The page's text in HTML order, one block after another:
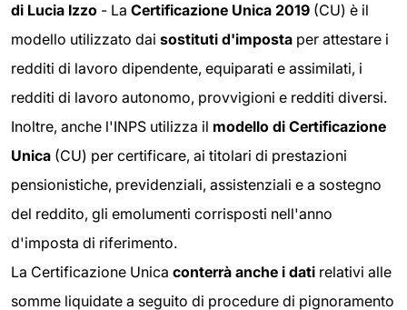
di Lucia Izzo - La Certificazione Unica 2019 (CU) è il
modello utilizzato dai sostituti d'imposta per attestare i
redditi di lavoro dipendente, equiparati e assimilati, i
redditi di lavoro autonomo, provvigioni e redditi diversi.
Inoltre, anche l'INPS utilizza il modello di Certificazione
Unica (CU) per certificare, ai titolari di prestazioni
pensionistiche, previdenziali, assistenziali e a sostegno
del reddito, gli emolumenti corrisposti nell'anno
d'imposta di riferimento.
La Certificazione Unica conterrà anche i dati relativi alle
somme liquidate a seguito di procedure di pignoramento